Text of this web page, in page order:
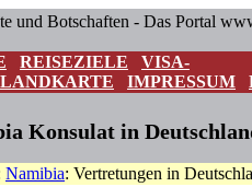
und Botschaften - Das Portal
REISEZIELE
VISA-
LANDKARTE IMPRESSUM
Konsulat in
Namibia: Vertretungen in